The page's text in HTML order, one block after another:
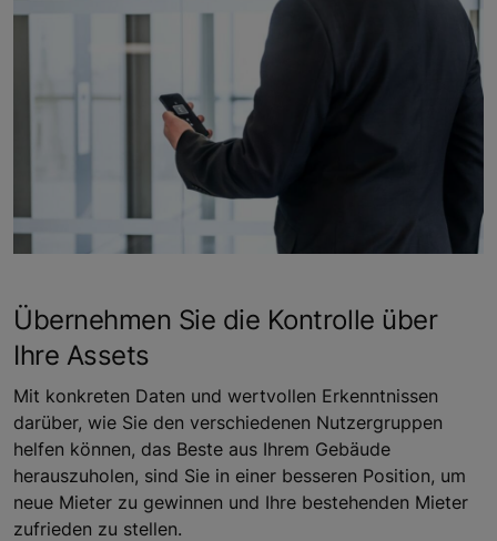
Übernehmen Sie die Kontrolle über
Ihre Assets
Mit konkreten Daten und wertvollen Erkenntnissen
darüber, wie Sie den verschiedenen Nutzergruppen
helfen können, das Beste aus Ihrem Gebäude
herauszuholen, sind Sie in einer besseren Position, um
neue Mieter zu gewinnen und Ihre bestehenden Mieter
zufrieden zu stellen.